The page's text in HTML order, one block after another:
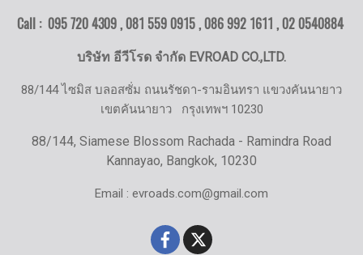
Call : 095 720 4309 , 081 559 0915 , 086 992 1611 ,02 0540884
บริษัท อีวีโรด จำกัด EVROAD CO.,LTD.
88/144 ไซมิส บลอสซั่ม ถนนรัชดา-รามอินทรา แขวงคันนายาว
เขตคันนายาว กรุงเทพฯ 10230
88/144, Siamese Blossom Rachada - Ramindra Road
Kannayao, Bangkok, 10230
Email : evroads.com@gmail.com